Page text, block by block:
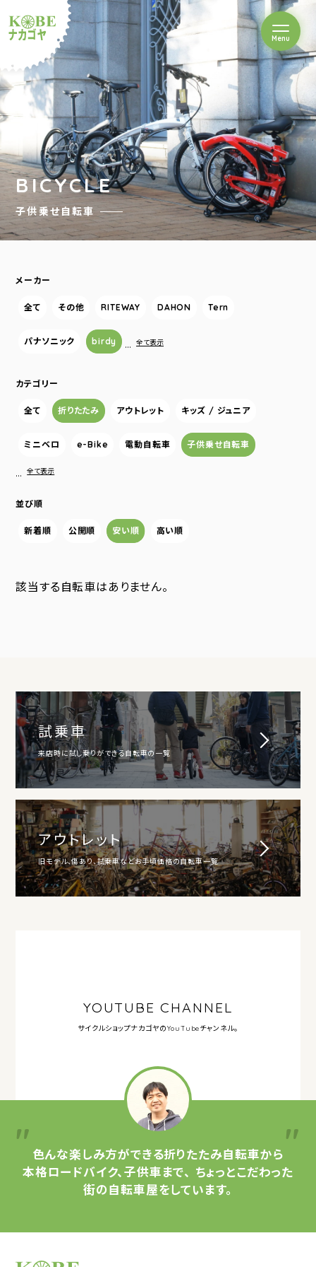
ルショップナカゴヤ
Menuを開閉
BICYCLE
子供乗せ自転車
メーカー
全て その他 RITEWAY DAHON Tern
パナソニック birdy … 全て表示
カテゴリー
全て 折りたたみ アウトレット キッズ / ジュニア
ミニベロ e-Bike 電動自転車 子供乗せ自転車
… 全て表示
並び順
新着順 公開順 安い順 高い順
該当する自転車はありません。
試乗車
来店時に試し乗りができる自転車の一覧
アウトレット
旧モデル、傷あり、試乗車などお手頃価格の自転車一覧
YOUTUBE CHANNEL
サイクルショップナカゴヤのYouTubeチャンネル。
色んな楽しみ方ができる折りたたみ自転車から
本格ロードバイク、子供車まで、 ちょっとこだわった
街の自転車屋をしています。